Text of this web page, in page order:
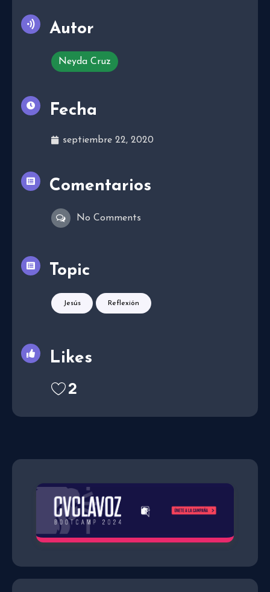
Autor
Neyda Cruz
Fecha
septiembre 22, 2020
Comentarios
No Comments
Topic
Jesús Reflexión
Likes
2